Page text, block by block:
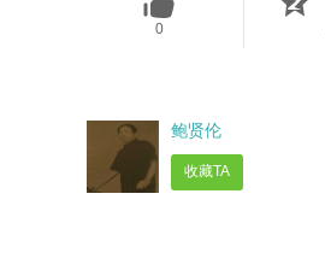
0
鲍贤伦
收藏TA